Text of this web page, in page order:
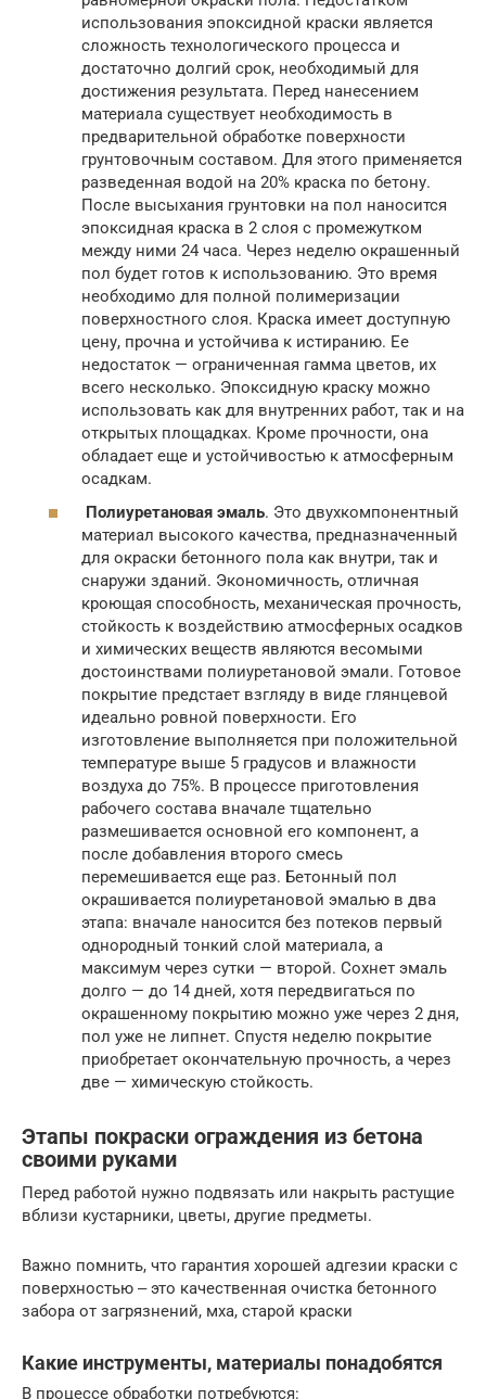
использования эпоксидной краски является
сложность технологического процесса и
достаточно долгий срок, необходимый для
достижения результата. Перед нанесением
материала существует необходимость в
предварительной обработке поверхности
грунтовочным составом. Для этого применяется
разведенная водой на 20% краска по бетону.
После высыхания грунтовки на пол наносится
эпоксидная краска в 2 слоя с промежутком
между ними 24 часа. Через неделю окрашенный
пол будет готов к использованию. Это время
необходимо для полной полимеризации
поверхностного слоя. Краска имеет доступную
цену, прочна и устойчива к истиранию. Ее
недостаток — ограниченная гамма цветов, их
всего несколько. Эпоксидную краску можно
использовать как для внутренних работ, так и на
открытых площадках. Кроме прочности, она
обладает еще и устойчивостью к атмосферным
осадкам.
Полиуретановая эмаль. Это двухкомпонентный
материал высокого качества, предназначенный
для окраски бетонного пола как внутри, так и
снаружи зданий. Экономичность, отличная
кроющая способность, механическая прочность,
стойкость к воздействию атмосферных осадков
и химических веществ являются весомыми
достоинствами полиуретановой эмали. Готовое
покрытие предстает взгляду в виде глянцевой
идеально ровной поверхности. Его
изготовление выполняется при положительной
температуре выше 5 градусов и влажности
воздуха до 75%. В процессе приготовления
рабочего состава вначале тщательно
размешивается основной его компонент, а
после добавления второго смесь
перемешивается еще раз. Бетонный пол
окрашивается полиуретановой эмалью в два
этапа: вначале наносится без потеков первый
однородный тонкий слой материала, а
максимум через сутки — второй. Сохнет эмаль
долго — до 14 дней, хотя передвигаться по
окрашенному покрытию можно уже через 2 дня,
пол уже не липнет. Спустя неделю покрытие
приобретает окончательную прочность, а через
две — химическую стойкость.
Этапы покраски ограждения из бетона
своими руками
Перед работой нужно подвязать или накрыть растущие
вблизи кустарники, цветы, другие предметы.
Важно помнить, что гарантия хорошей адгезии краски с
поверхностью ‒ это качественная очистка бетонного
забора от загрязнений, мха, старой краски
Какие инструменты, материалы понадобятся
В процессе обработки потребуются: